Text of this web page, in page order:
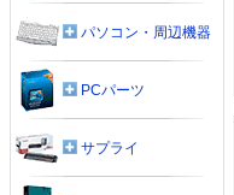
パソコン・周辺機器
PCパーツ
サプライ